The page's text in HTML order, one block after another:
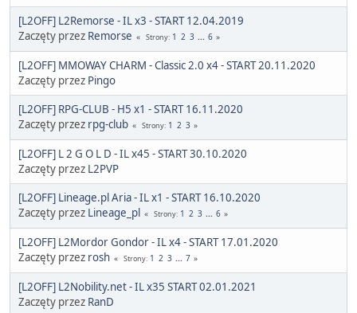
[L2OFF] L2Remorse - IL x3 - START 12.04.2019
Zaczęty przez Remorse Strony 1 2 3 ... 6
[L2OFF] MMOWAY CHARM - Classic 2.0 x4 - START 20.11.2020
Zaczęty przez Pingo
[L2OFF] RPG-CLUB - H5 x1 - START 16.11.2020
Zaczęty przez rpg-club Strony 1 2 3
[L2OFF] L 2 G O L D - IL x45 - START 30.10.2020
Zaczęty przez L2PVP
[L2OFF] Lineage.pl Aria - IL x1 - START 16.10.2020
Zaczęty przez Lineage_pl Strony 1 2 3 ... 6
[L2OFF] L2Mordor Gondor - IL x4 - START 17.01.2020
Zaczęty przez rosh Strony 1 2 3 ... 7
[L2OFF] L2Nobility.net - IL x35 START 02.01.2021
Zaczęty przez RanD